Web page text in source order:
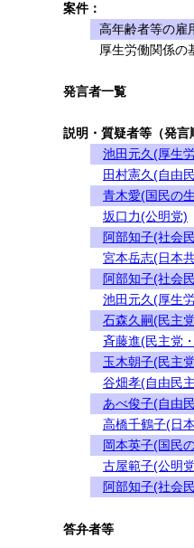
案件：
高年齢者等の雇
厚生労働関係の
発言者一覧
説明・質疑者等（発言
池田元久(厚生
田村憲久(自由
青木愛(国民の
坂口力(公明党)
阿部知子(社会
宮本岳志(日本
阿部知子(社会
池田元久(厚生
石森久嗣(民主
斉藤進(民主党
玉木朝子(民主
谷畑孝(自由民
あべ俊子(自由
高橋千鶴子(日
岡本英子(国民
古屋範子(公明
阿部知子(社会
答弁者等